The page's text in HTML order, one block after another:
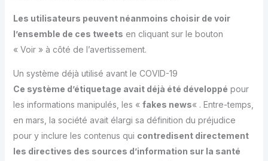
Les utilisateurs peuvent néanmoins choisir de voir
l’ensemble de ces tweets en cliquant sur le bouton
« Voir » à côté de l’avertissement.
Un système déjà utilisé avant le COVID-19
Ce système d’étiquetage avait déjà été développé pour
les informations manipulés, les « fakes news« . Entre-temps,
en mars, la société avait élargi sa définition du préjudice
pour y inclure les contenus qui contredisent directement
les directives des sources d’information sur la santé